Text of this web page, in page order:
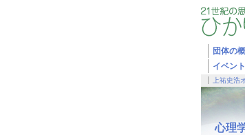
団体の
イベン
上祐史浩
心理